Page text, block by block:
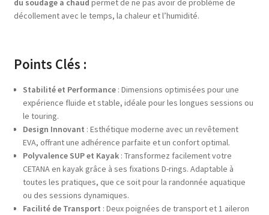
du soudage a chaud permet de ne pas avoir de problème de
décollement avec le temps, la chaleur et l’humidité.
Points Clés :
Stabilité et Performance: Dimensions optimisées pour une
expérience fluide et stable, idéale pour les longues sessions ou
le touring.
Design Innovant : Esthétique moderne avec un revêtement
EVA, offrant une adhérence parfaite et un confort optimal.
Polyvalence SUP et Kayak: Transformez facilement votre
CETANA en kayak grâce à ses fixations D-rings. Adaptable à
toutes les pratiques, que ce soit pour la randonnée aquatique
ou des sessions dynamiques.
Facilité de Transport : Deux poignées de transport et 1 aileron